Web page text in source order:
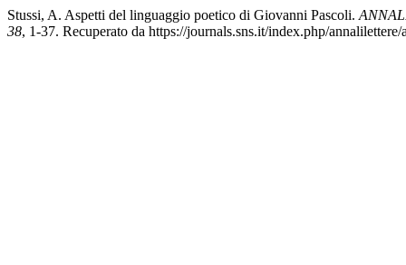
Stussi, A. Aspetti del linguaggio poetico di Giovanni Pascoli.
38, 1-37. Recuperato da https://journals.sns.it/index.php/